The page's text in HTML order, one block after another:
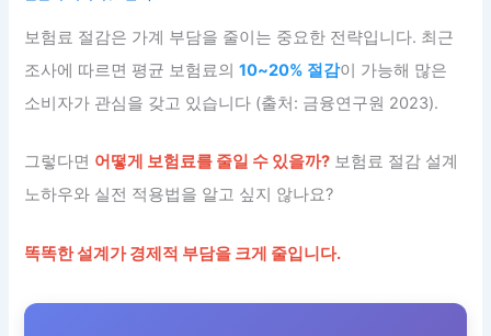
보험료 절감은 가계 부담을 줄이는 중요한 전략입니다. 최근
조사에 따르면 평균 보험료의10~20% 절감이 가능해 많은
소비자가 관심을 갖고 있습니다 (출처: 금융연구원 2023).
그렇다면 어떻게 보험료를 줄일 수 있을까? 보험료 절감 설계
노하우와 실전 적용법을 알고 싶지 않나요?
똑똑한 설계가 경제적 부담을 크게 줄입니다.